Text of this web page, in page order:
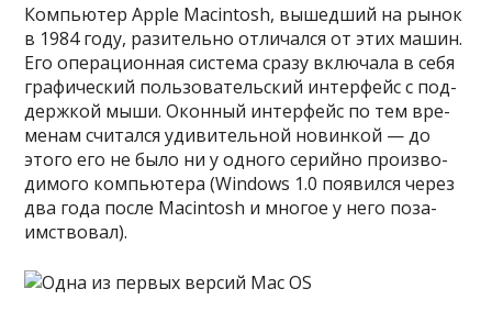
Компь­ютер Apple Macintosh, вышед­ший на рынок
в 1984 году, разитель­но отли­чал­ся от этих машин.
Его опе­раци­онная сис­тема сра­зу вклю­чала в себя
гра­фичес­кий поль­зователь­ский интерфейс с под­
дер­жкой мыши. Окон­ный интерфейс по тем вре­
менам счи­тал­ся уди­витель­ной новин­кой — до
это­го его не было ни у одно­го серий­но про­изво­
димо­го компь­юте­ра (Windows 1.0 появил­ся через
два года пос­ле Macintosh и мно­гое у него поза­
имс­тво­вал).